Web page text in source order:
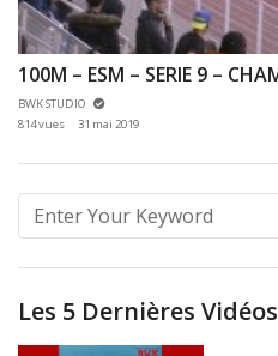
BWK STUDIO
814 vues
31 mai 2019
Les 5 Dernières Vidéos